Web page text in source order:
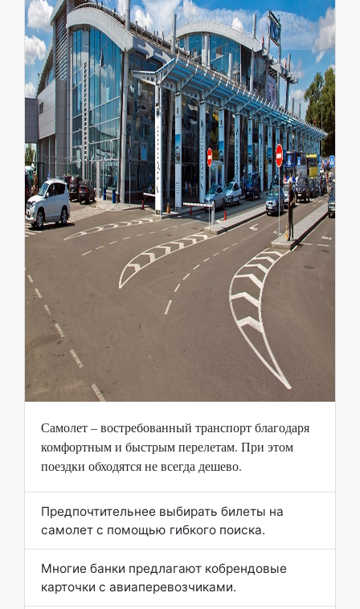
Самолет – востребованный транспорт благодаря
комфортным и быстрым перелетам. При этом
поездки обходятся не всегда дешево.
Предпочтительнее выбирать билеты на
самолет с помощью гибкого поиска.
Многие банки предлагают кобрендовые
карточки с авиаперевозчиками.